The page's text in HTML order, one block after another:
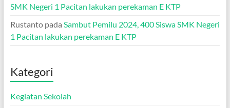
SMK Negeri 1 Pacitan lakukan perekaman E KTP
Rustantopada Sambut Pemilu 2024, 400 Siswa SMK Negeri
1 Pacitan lakukan perekaman E KTP
Kategori
Kegiatan Sekolah